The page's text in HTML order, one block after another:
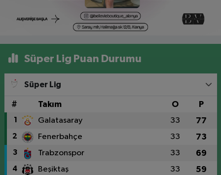
Süper Lig Puan Durumu
Süper Lig
# Takım O P
1 Galatasaray 33 77
2 Fenerbahçe 33 73
3 Trabzonspor 33 69
4 Beşiktaş 33 59